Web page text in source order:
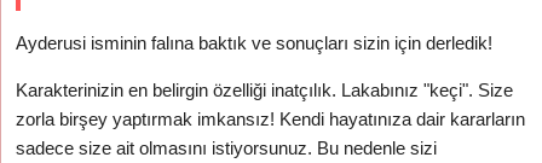
Ayderusi isminin falına baktık ve sonuçları sizin için derledik!
Karakterinizin en belirgin özelliği inatçılık. Lakabınız "keçi". Size
zorla birşey yaptırmak imkansız! Kendi hayatınıza dair kararların
sadece size ait olmasını istiyorsunuz. Bu nedenle sizi